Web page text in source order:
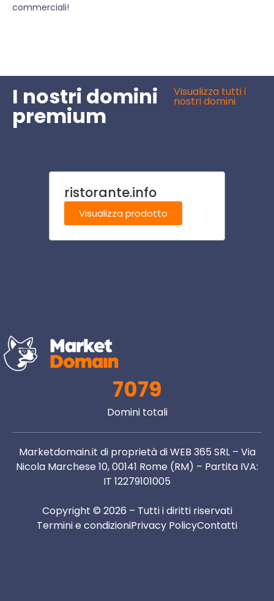
commerciali!
I nostri domini
premium
Visualizza tutti i
nostri domini
ristorante.info
Visualizza prodotto
7079
Domini totali
Marketdomain.it di proprietà di WEB 365 SRL – Via
Nicola Marchese 10, 00141 Rome (RM) – Partita IVA:
IT 12279101005
Copyright © 2026 – Tutti i diritti riservati
Termini e condizioniPrivacy PolicyContatti